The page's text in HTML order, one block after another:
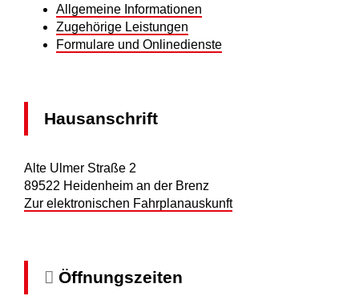
Allgemeine Informationen
Zugehörige Leistungen
Formulare und Onlinedienste
Hausanschrift
Alte Ulmer Straße 2
89522 Heidenheim an der Brenz
Zur elektronischen Fahrplanauskunft
Öffnungszeiten